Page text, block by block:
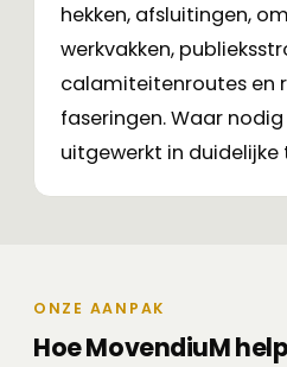
hekken, afsluitingen,
werkvakken,
calamiteitenroutes en
faseringen. Waar
uitgewerkt in duidelijke
ONZE AANPAK
Hoe MovendiuM